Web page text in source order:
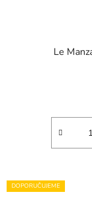
Le
DOPORUČUJEME